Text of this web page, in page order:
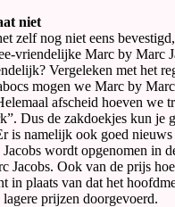
niet
zelf nog niet eens
vriendelijke Marc by Marc
Vergeleken met het
mogen we Marc by Marc
afscheid hoeven we
Dus de zakdoekjes kun je
is namelijk ook goed
wordt opgenomen in
Jacobs. Ook van de prijs
in plaats van dat het
prijzen doorgevoerd.